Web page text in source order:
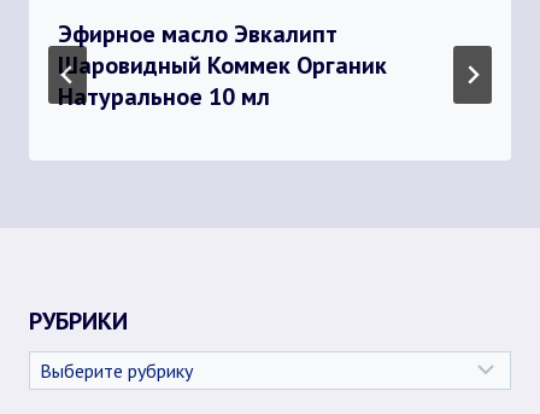
Эфирное масло Эвкалипт
Шаровидный Коммек Органик
Натуральное 10 мл
РУБРИКИ
Рубрики